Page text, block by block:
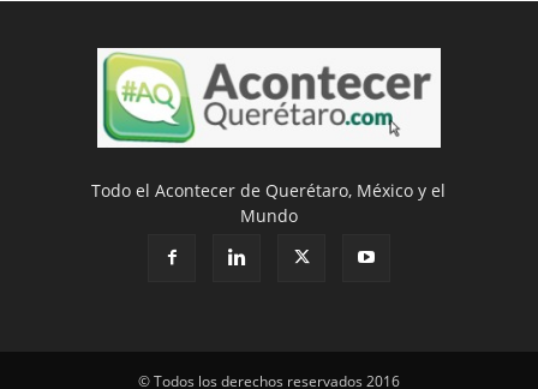
Todo el Acontecer de Querétaro, México y el
Mundo
© Todos los derechos reservados 2016